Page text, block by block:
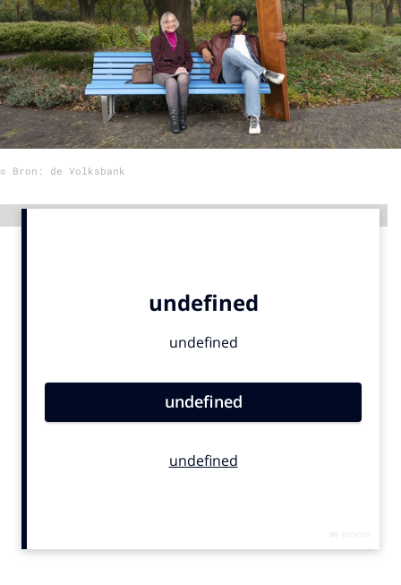
Menu
Home
9 sept: GenAI-training
12 nov: MarketingLive!
Adverteren
Events
Vacatures
Campagnes
Design
© Bron: de Volksbank